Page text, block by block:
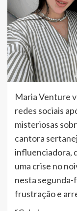
Maria Venture
redes sociais
misteriosas
cantora
influenciadora,
uma crise no
nesta
frustração e